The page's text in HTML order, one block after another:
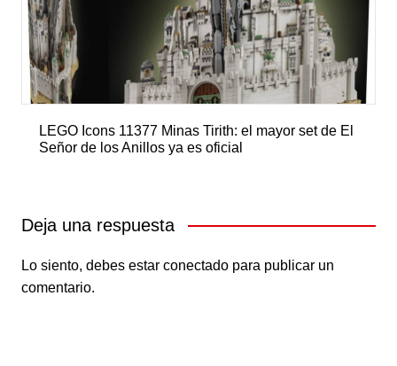
LEGO Icons 11377 Minas Tirith: el mayor set de El
Señor de los Anillos ya es oficial
Deja una respuesta
Lo siento, debes estar conectadopara publicar un
comentario.